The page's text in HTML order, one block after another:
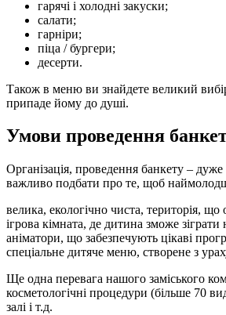
гарячі і холодні закуски;
салати;
гарніри;
піца / бургери;
десерти.
Також в меню ви знайдете великий
припаде йому до душі.
Умови проведення
Організація, проведення банкету –
важливо подбати про те, щоб
велика, екологічно чиста, територія,
ігрова кімната, де дитина зможе зіграти
аніматори, що забезпечують цікаві
спеціальне дитяче меню, створене з
Ще одна перевага нашого заміського
косметологічні процедури (більше 70
залі і т.д.